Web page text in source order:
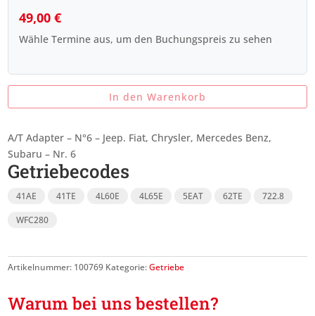
49,00€
Wähle Termine aus, um den Buchungspreis zu sehen
In den Warenkorb
A/T Adapter – N°6 – Jeep. Fiat, Chrysler, Mercedes Benz,
Subaru – Nr. 6
Getriebecodes
41AE 41TE 4L60E 4L65E 5EAT 62TE
722.8
WFC280
Artikelnummer: 100769 Kategorie:Getriebe
Warum bei uns bestellen?